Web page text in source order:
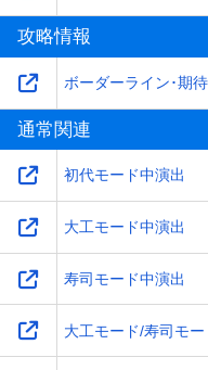
攻略情報
ボーダーライン･期
通常関連
初代モード中演出
大工モード中演出
寿司モード中演出
大工モード/寿司モー